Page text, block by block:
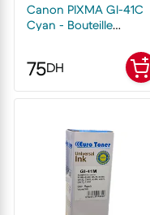
Canon PIXMA Gl-41C
Cyan - Bouteille
75DH